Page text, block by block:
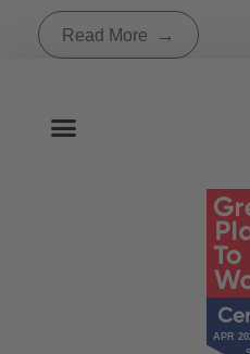
Read More